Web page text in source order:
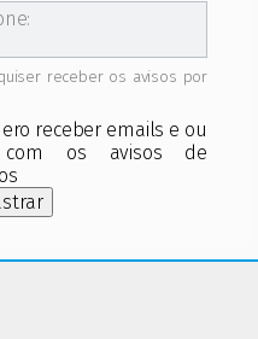
receber os avisos por
receber emails e ou
com os avisos de